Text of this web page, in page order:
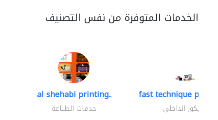
الخدمات المتوفرة من نفس التصنيف
al shehabi printing..
خدمات الطباعة
fast technique pre-
الديكور الداخلي